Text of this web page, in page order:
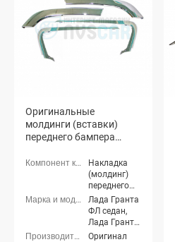
Оригинальные
молдинги (вставки)
переднего бампера
Гранта ФЛ (4 шт.)Накладка
(молдинг)
переднего
бампера
Лада Гранта
ФЛ седан,
Лада Гранта
ФЛ хэтчбек,
Оригинал